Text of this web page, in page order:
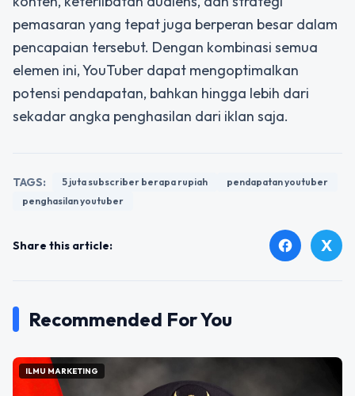
pemasaran yang tepat juga berperan besar dalam
pencapaian tersebut. Dengan kombinasi semua
elemen ini, YouTuber dapat mengoptimalkan
potensi pendapatan, bahkan hingga lebih dari
sekadar angka penghasilan dari iklan saja.
TAGS: 5 juta subscriber berapa rupiah
pendapatan youtuber
penghasilan youtuber
Share this article: facebook X
Recommended For You
ILMU MARKETING